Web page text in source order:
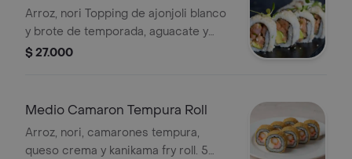
Arroz, nori Topping de ajonjoli blanco
y brote de temporada, aguacate y
tratar de atún spicy crudo. 5 Bocados.
$ 27.000
Medio Camaron Tempura Roll
Arroz, nori, camarones tempura,
queso crema y kanikama fry roll. 5